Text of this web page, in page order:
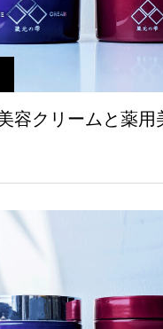
容クリームと薬用